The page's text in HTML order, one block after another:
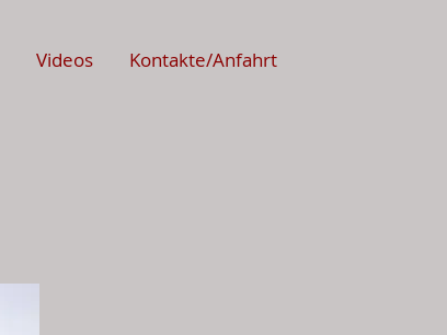
Videos Kontakte/Anfahrt